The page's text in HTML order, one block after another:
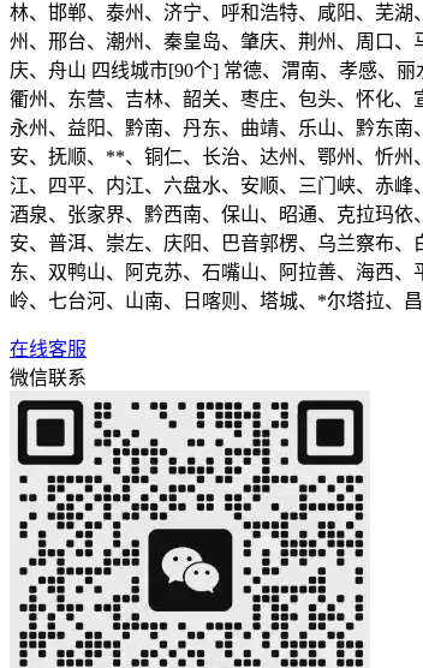
林、邯郸、泰州、济宁、呼和浩特、咸阳、芜
州、邢台、潮州、秦皇岛、肇庆、荆州、周口
庆、舟山 四线城市[90个] 常德、渭南、孝感、
衢州、东营、吉林、韶关、枣庄、包头、怀化
永州、益阳、黔南、丹东、曲靖、乐山、黔东
安、抚顺、**、铜仁、长治、达州、鄂州、忻州
江、四平、内江、六盘水、安顺、三门峡、赤
酒泉、张家界、黔西南、保山、昭通、克拉玛
安、普洱、崇左、庆阳、巴音郭楞、乌兰察布
东、双鸭山、阿克苏、石嘴山、阿拉善、海西
岭、七台河、山南、日喀则、塔城、*尔塔拉、
在线客服
微信联系